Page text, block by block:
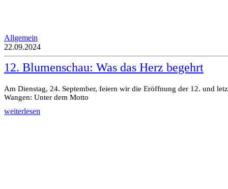
Allgemein
22.09.2024
12. Blumenschau: Was das Herz begehrt
Am Dienstag, 24. September, feiern wir die Eröffnung der 12. und
Wangen: Unter dem Motto
weiterlesen